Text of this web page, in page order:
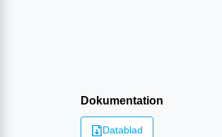
Dokumentation
Datablad